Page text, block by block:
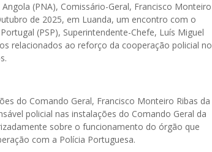
(PNA), Comissário-Geral, Francisco Monteiro
de 2025, em Luanda, um encontro com o
(PSP), Superintendente-Chefe, Luís Miguel
relacionados ao reforço da cooperação policial no
do Comando Geral, Francisco Monteiro Ribas da
policial nas instalações do Comando Geral da
sobre o funcionamento do órgão que
com a Polícia Portuguesa.